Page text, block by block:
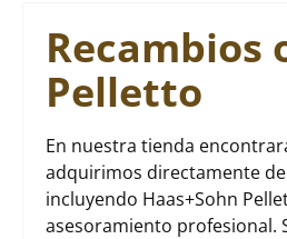
Recambios
Pelletto
En nuestra tienda
adquirimos directamente
incluyendo Haas+Sohn
asesoramiento profesional.